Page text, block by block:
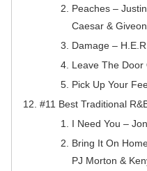
Peaches –
Caesar & Giveon
Damage –
Leave The Door
Pick Up Your
#11 Best Traditional
I Need You –
Bring It On
PJ Morton &